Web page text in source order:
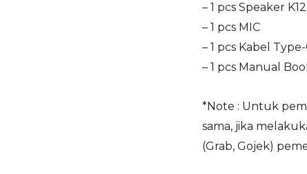
– 1 pcs Speaker K12
– 1 pcs MIC
– 1 pcs Kabel Type-
– 1 pcs Manual
*Note : Untuk
sama, jika
(Grab, Gojek)